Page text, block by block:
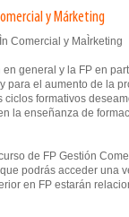
y Márketing
en general y la FP en
para el aumento de la
ciclos formativos
la enseñanza de
de FP Gestión
podrás acceder una
en FP estarán